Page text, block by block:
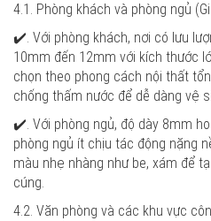
4.1. Phòng khách và phòng ngủ
✔️. Với phòng khách, nơi có lưu
10mm đến 12mm với kích thước
chọn theo phong cách nội thất
chống thấm nước để dễ dàng vệ
✔️. Với phòng ngủ, độ dày 8mm
phòng ngủ ít chịu tác động nặng
màu nhẹ nhàng như be, xám để
cúng.
4.2. Văn phòng và các khu vực